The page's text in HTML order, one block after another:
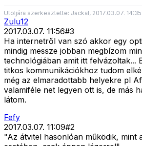
Utoljára szerkesztette: Jackal, 2017.03.07.
Zulu12
2017.03.07. 11:56#3
Ha internetről van szó akkor egy
mindig messze jobban megbízom
technológiában amit itt felvázoltak...
titkos kommunikációkhoz tudom
még az elmaradottabb helyekre pl
valamiféle net legyen ott is, de más
látom.
Fefy
2017.03.07. 11:09#2
"Az átvitel hasonlóan működik, mint